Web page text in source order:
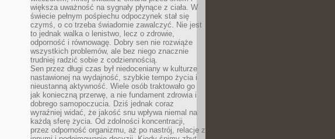
większa uważność na sygnały płynące z ciała. W
świecie pełnym pośpiechu odpoczynek stał się
czymś, o co trzeba świadomie zawalczyć. Nie jest
to jednak walka o lenistwo, lecz o zdrowie,
odporność i równowagę. Dobry sen nie rozwiąże
wszystkich problemów, ale bez niego znacznie
trudniej radzić sobie z codziennością.
Sen przez długi czas był niedoceniany w kulturze
nastawionej na wydajność, szybkie tempo życia i
nieustanną aktywność. Wiele osób traktowało go
jak konieczną przerwę, a nie fundament zdrowia i
dobrego samopoczucia. Dziś jednak coraz
wyraźniej widać, że jakość snu wpływa niemal na
każdą sferę życia. Od zdolności koncentracji,
przez odporność organizmu, aż po nastrój, relacje z